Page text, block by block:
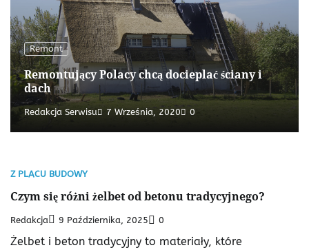
Remont
Remontujący Polacy chcą docieplać ściany i
dach
Redakcja Serwisu 7 Września, 2020 0
Z PLACU BUDOWY
Czym się różni żelbet od betonu tradycyjnego?
Redakcja 9 Października, 2025 0
Żelbet i beton tradycyjny to materiały, które